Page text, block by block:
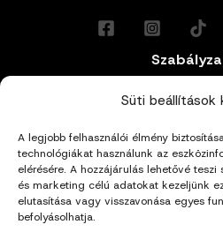
Süti beállítások
A legjobb felhasználói élmény
technológiákat használunk az
elérésére. A hozzájárulás lehetővé
és marketing célú adatokat kezeljünk
elutasítása vagy visszavonása egyes
befolyásolhatja.
Általános
Adatkezelési